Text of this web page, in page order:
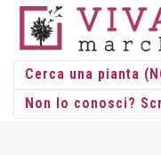
HOME / ALBERI/